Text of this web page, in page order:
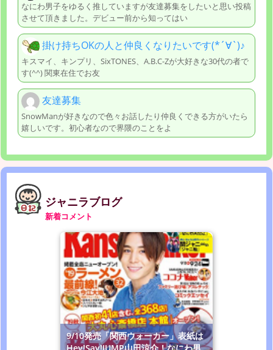
なにわ男子をゆるく推していますが友達募集をしたいと思い投稿
させて頂きました。デビュー前から知ってはい
掛け持ちOKの人と仲良くなりたいです(*´∀`)♪
キスマイ、キンプリ、SixTONES、A.B.C-Zが大好きな30代の者で
す(^^) 関東在住でお友
友達募集
SnowManが好きなので色々お話したり仲良くできる方がいたら
嬉しいです。初心者なので界隈のことをよ
ジャニラブログ
新着コメント
9/10発売「関西ウォーカー」表紙は